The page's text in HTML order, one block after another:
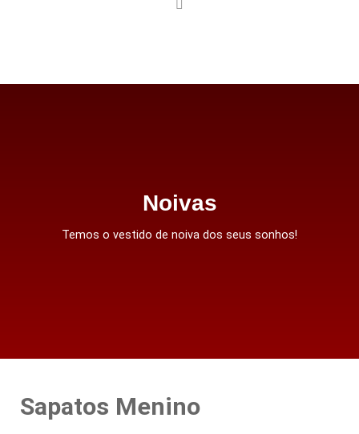
Noivas
Temos o vestido de noiva dos seus sonhos!
Sapatos Menino